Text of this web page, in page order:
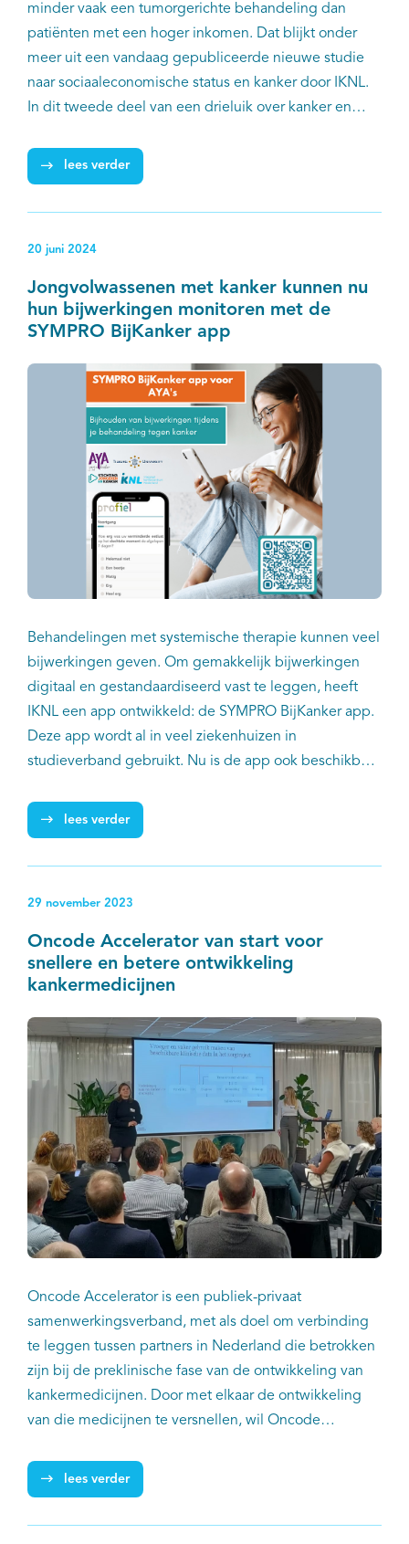
minder vaak een tumorgerichte behandeling dan
patiënten met een hoger inkomen. Dat blijkt onder
meer uit een vandaag gepubliceerde nieuwe studie
naar sociaaleconomische status en kanker door IKNL.
In dit tweede deel van een drieluik over kanker en
specifiek over behandelverschillen bij kanker in relatie
tot het inkomen van patiënten. Dit is bekeken voor vijf
en melanoom. De resultaten tonen aan dat inkomen
samenhangt met de manier waarop kanker wordt
behandeld, wat kan duiden op ongelijkheden in de
kankerzorg.
lees verder
20 juni 2024
Jongvolwassenen met kanker kunnen nu
hun bijwerkingen monitoren met de
SYMPRO BijKanker app
Behandelingen met systemische therapie kunnen veel
bijwerkingen geven. Om gemakkelijk bijwerkingen
digitaal en gestandaardiseerd vast te leggen, heeft
IKNL een app ontwikkeld: de SYMPRO BijKanker app.
Deze app wordt al in veel ziekenhuizen in
studieverband gebruikt. Nu is de app ook beschikbaar
grip willen krijgen op hun bijwerkingen. Zij kunnen de
app zonder koppeling met het behandelend
lees verder
29 november 2023
Oncode Accelerator van start voor
snellere en betere ontwikkeling
kankermedicijnen
Oncode Accelerator is een publiek-privaat
samenwerkingsverband, met als doel om verbinding
te leggen tussen partners in Nederland die betrokken
zijn bij de preklinische fase van de ontwikkeling van
kankermedicijnen. Door met elkaar de ontwikkeling
van die medicijnen te versnellen, wil Oncode
verbeteren en de kosten van de ontwikkeling van
deze geneesmiddelen verlagen. Binnen Oncode
lees verder